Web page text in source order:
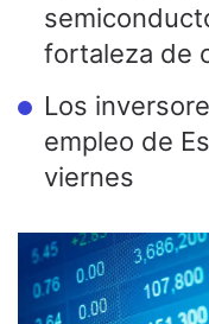
fortaleza de
Los
empleo de
viernes